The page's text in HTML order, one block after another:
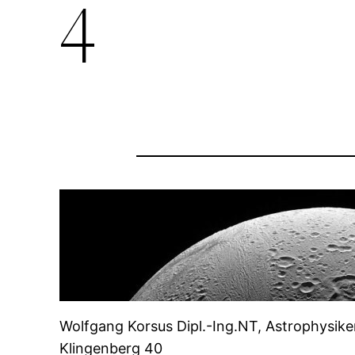
4
Wolfgang Korsus Dipl.-Ing.NT,
Klingenberg 40